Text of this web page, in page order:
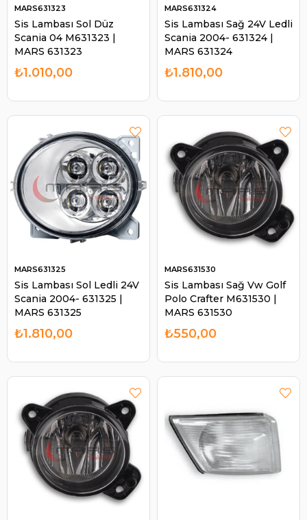
Sis Lambası Sol Düz
Scania 04 M631323 |
MARS 631323
MARS631323
₺1.010,00
Sis Lambası Sağ 24V Ledli
Scania 2004- 631324 |
MARS 631324
MARS631324
₺1.810,00
Sis Lambası Sol Ledli 24V
Scania 2004- 631325 |
MARS 631325
MARS631325
₺1.810,00
Sis Lambası Sağ Vw Golf
Polo Crafter M631530 |
MARS 631530
MARS631530
₺550,00